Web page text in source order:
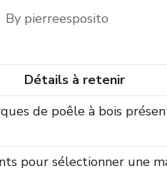
By pierreesposito
Détails à retenir
de poêle à bois
pour sélectionner une